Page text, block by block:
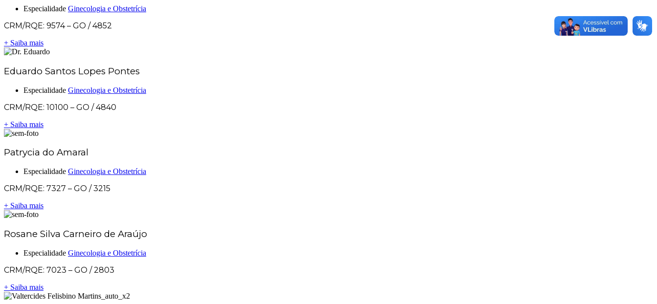
Especialidade Ginecologia e Obstetrícia
CRM/RQE: 9574 – GO / 4852
+ Saiba mais
Eduardo Santos Lopes Pontes
Especialidade Ginecologia e Obstetrícia
CRM/RQE: 10100 – GO / 4840
+ Saiba mais
Patrycia do Amaral
Especialidade Ginecologia e Obstetrícia
CRM/RQE: 7327 – GO / 3215
+ Saiba mais
Rosane Silva Carneiro de Araújo
Especialidade Ginecologia e Obstetrícia
CRM/RQE: 7023 – GO / 2803
+ Saiba mais